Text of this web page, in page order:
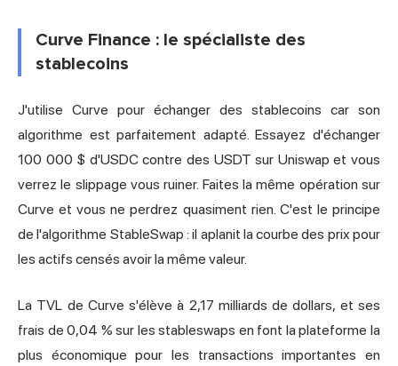
Curve Finance : le spécialiste des
stablecoins
J'utilise Curve pour échanger des stablecoins car son
algorithme est parfaitement adapté. Essayez d'échanger
100 000 $ d'USDC contre des USDT sur Uniswap et vous
verrez le slippage vous ruiner. Faites la même opération sur
Curve et vous ne perdrez quasiment rien. C'est le principe
de l'algorithme StableSwap : il aplanit la courbe des prix pour
les actifs censés avoir la même valeur.
La TVL de Curve s'élève à 2,17 milliards de dollars, et ses
frais de 0,04 % sur les stableswaps en font la plateforme la
plus économique pour les transactions importantes en